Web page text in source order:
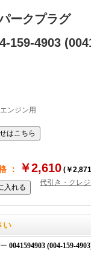
ークプラグ
159-4903
ンジン用
： ￥2,610 (￥
代引き・クレ
い
0041594903 (004-159-